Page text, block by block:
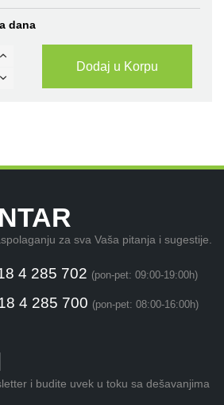
dana
Dodaj u Korpu
za sva Vaša pitanja i sugestije.
4 285 702 (pon-pet: 09:00-19:00h)
4 285 700 (pon-pet: 08:00-16:00h)
i budite uvek u toku sa dešavanjima